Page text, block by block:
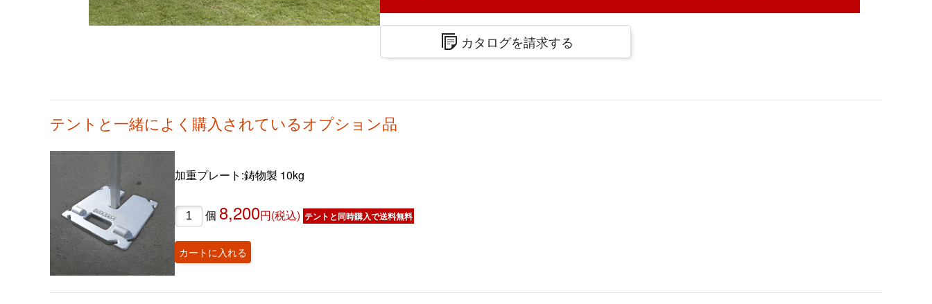
カタログを請求する
テントと一緒によく購入されているオプション品
加重プレート:鋳物製 10kg
個 8,200円(税込) テントと同時購入で送料無料
カートに入れる